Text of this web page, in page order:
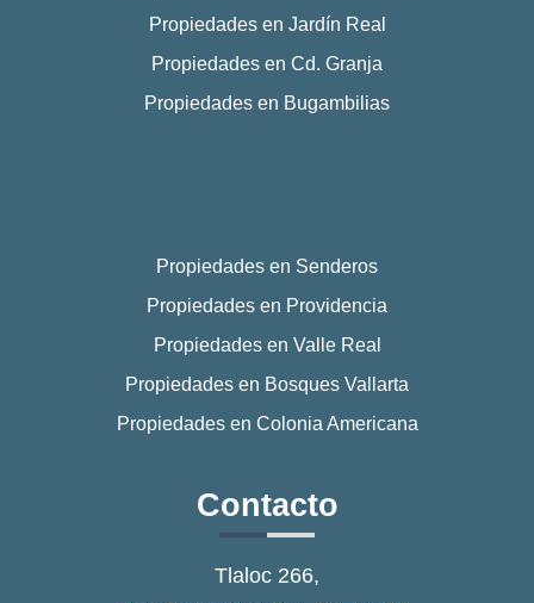
Propiedades en Jardín Real
Propiedades en Cd. Granja
Propiedades en Bugambilias
Propiedades en Senderos
Propiedades en Providencia
Propiedades en Valle Real
Propiedades en Bosques Vallarta
Propiedades en Colonia Americana
Contacto
Tlaloc 266,